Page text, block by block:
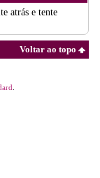
atrás e tente
Voltar ao topo